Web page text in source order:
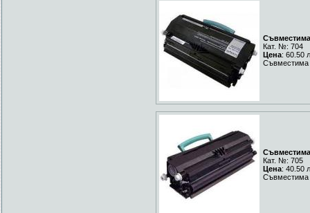
Съвместима
Кат. №: 704
Цена: 60.50
Съвместима
Съвместима
Кат. №: 705
Цена: 40.50
Съвместима